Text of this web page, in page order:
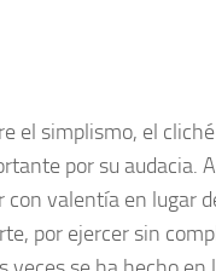
el simplismo, el
por su audacia.
valentía en lugar
por ejercer sin